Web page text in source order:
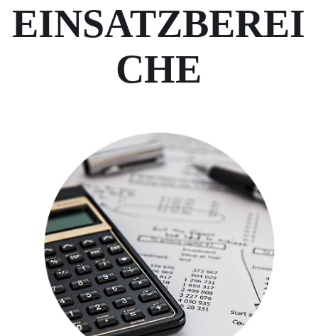
EINSATZBEREI
CHE